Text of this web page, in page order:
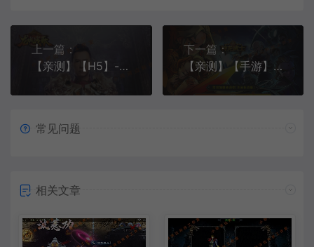
上一篇：
【亲测】【H5】- windows端 龙骑战歌H5
下一篇：
【亲测】【手游】- windows端 神龙武士
常见问题
相关文章